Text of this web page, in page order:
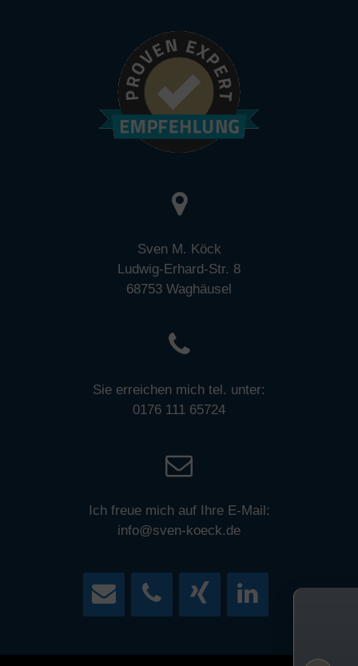
Sven M. Köck
Ludwig-Erhard-Str. 8
68753 Waghäusel
Sie erreichen mich tel. unter:
0176 111 65724
Ich freue mich auf Ihre E-Mail:
info@sven-koeck.de